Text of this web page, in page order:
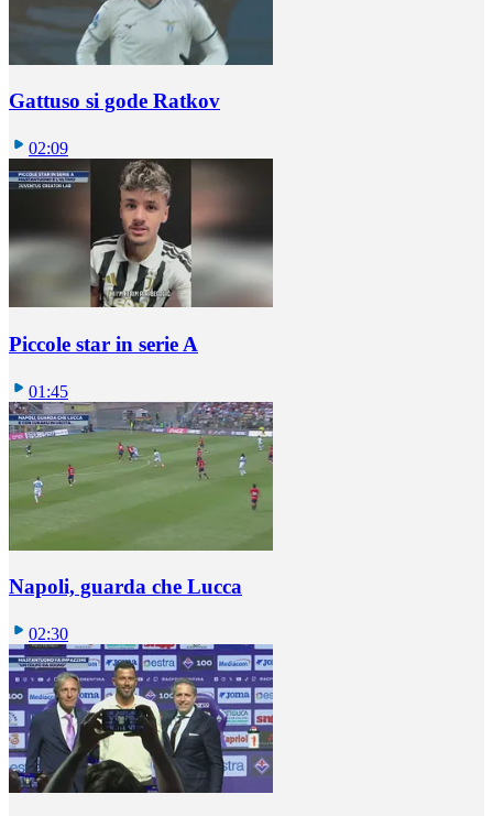
Gattuso si gode Ratkov
02:09
Piccole star in serie A
01:45
Napoli, guarda che Lucca
02:30